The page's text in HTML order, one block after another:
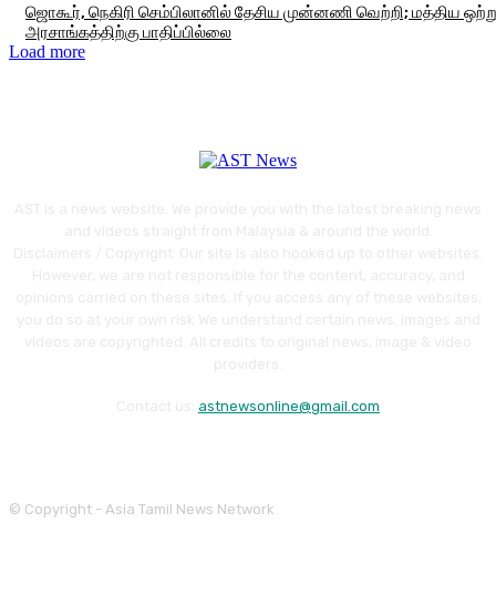
ஜொகூர், நெகிரி செம்பிலானில் தேசிய முன்னணி வெற்றி; மத்திய
அரசாங்கத்திற்கு பாதிப்பில்லை
Load more
astnewsonline@gmail.com
© Copyright - Asia Tamil News Network